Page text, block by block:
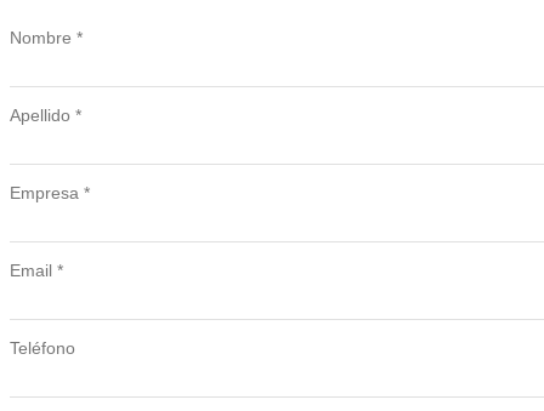
Nombre *
Apellido *
Empresa *
Email *
Teléfono